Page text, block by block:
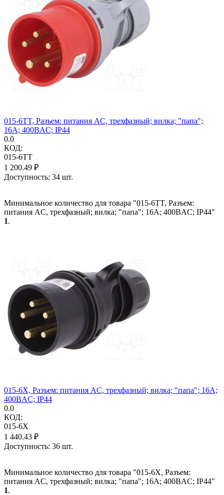
015-6TT, Разъем: питания AC, трехфазный; вилка; "папа";
16А; 400ВAC; IP44
0.0
КОД:
015-6TT
1 200.49 ₽
Доступность: 34 шт.
Минимальное количество для товара "015-6TT, Разъем:
питания AC, трехфазный; вилка; "папа"; 16А; 400ВAC; IP44"
1.
015-6X, Разъем: питания AC, трехфазный; вилка; "папа"; 16А;
400ВAC; IP44
0.0
КОД:
015-6X
1 440.43 ₽
Доступность: 36 шт.
Минимальное количество для товара "015-6X, Разъем:
питания AC, трехфазный; вилка; "папа"; 16А; 400ВAC; IP44"
1.